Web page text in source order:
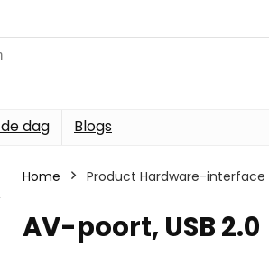
dag Blogs
Home Product Hardware-interface
AV-poort, USB 2.0